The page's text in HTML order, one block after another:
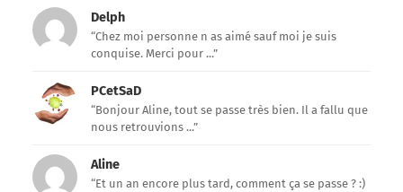
Delph
“Chez moi personne n as aimé sauf moi je suis
conquise. Merci pour ...”
PCetSaD
“Bonjour Aline, tout se passe très bien. Il a fallu que
nous retrouvions ...”
Aline
“Et un an encore plus tard, comment ça se passe ? :)